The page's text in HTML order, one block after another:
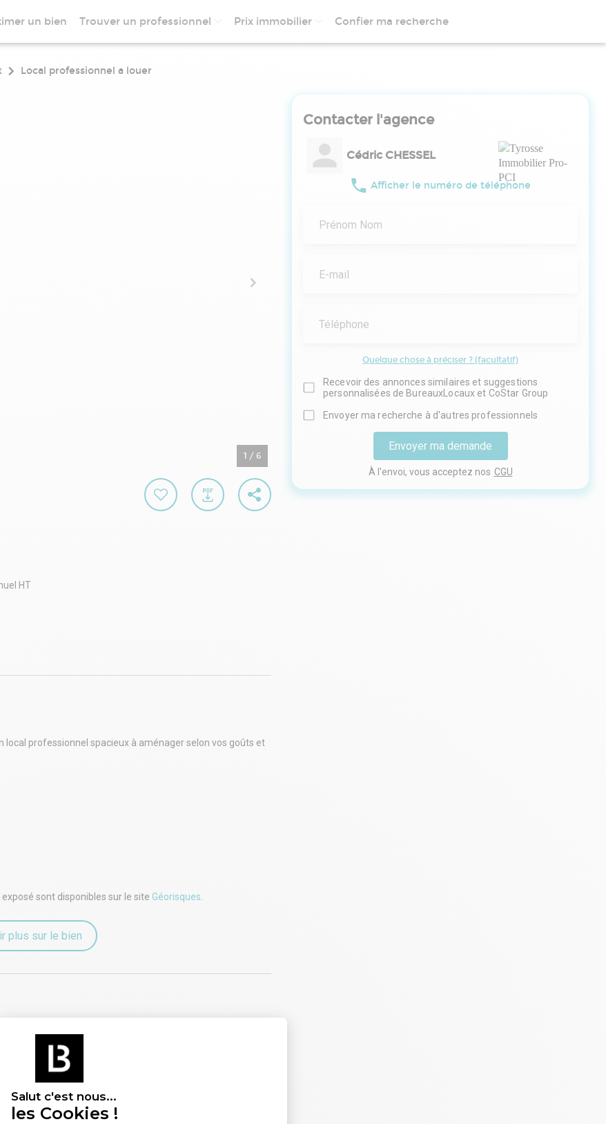
Salut c'est nous...
les Cookies !
un bien Trouver un professionnel Prix immobilier Confier ma recherche
Local professionnel a louer
1 / 6
HT
local professionnel spacieux à aménager selon vos goûts et
une visite, contactez-nous au 05 58 77 08 00.
sont disponibles sur le site Géorisques
plus sur le bien
Equipements
Contacter l'agence
Cédric CHESSEL
Afficher le numéro de téléphone
Prénom Nom
E-mail
Téléphone
Quelque chose à préciser ? (facultatif)
Recevoir des annonces similaires et suggestions
personnalisées de BureauxLocaux et CoStar Group
Envoyer ma recherche à d'autres professionnels
Envoyer ma demande
À l'envoi, vous acceptez nos CGU